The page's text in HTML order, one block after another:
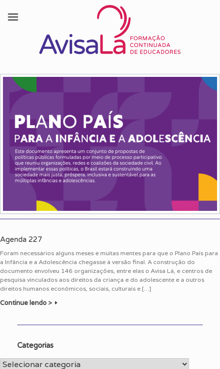
Skip
content
Agenda 227
Foram necessários alguns meses e muitas mentes para que o Plano País para
a Infância e a Adolescência chegasse à versão final. A construção do
documento envolveu 146 organizações, entre elas o Avisa Lá, e centros de
pesquisa vinculados aos direitos da criança e do adolescente e a outros
direitos humanos econômicos, sociais, culturais e […]
Continue lendo >
Categorias
Categorias